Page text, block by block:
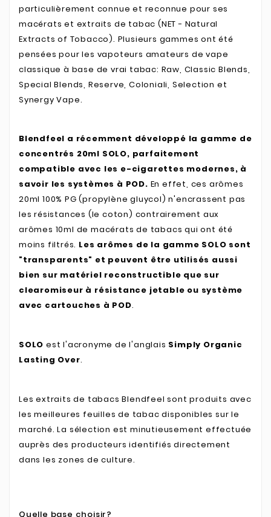
particulièrement connue et reconnue pour ses
macérats et extraits de tabac (NET - Natural
Extracts of Tobacco). Plusieurs gammes ont été
pensées pour les vapoteurs amateurs de vape
classique à base de vrai tabac: Raw, Classic Blends,
Special Blends, Reserve, Coloniali, Selection et
Synergy Vape.
Blendfeel a récemment développé la gamme de
concentrés 20ml SOLO, parfaitement
compatible avec les e-cigarettes modernes, à
savoir les systèmes à POD. En effet, ces arômes
20ml 100% PG (propylène gluycol) n'encrassent pas
les résistances (le coton) contrairement aux
arômes 10ml de macérats de tabacs qui ont été
moins filtrés. Les arômes de la gamme SOLO sont
"transparents" et peuvent être utilisés aussi
bien sur matériel reconstructible que sur
clearomiseur à résistance jetable ou système
avec cartouches à POD.
SOLO est l'acronyme de l'anglais Simply Organic
Lasting Over.
Les extraits de tabacs Blendfeel sont produits avec
les meilleures feuilles de tabac disponibles sur le
marché. La sélection est minutieusement effectuée
auprès des producteurs identifiés directement
dans les zones de culture.
Quelle base choisir?